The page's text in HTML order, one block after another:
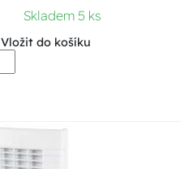
Skladem 5 ks
Vložit do košíku